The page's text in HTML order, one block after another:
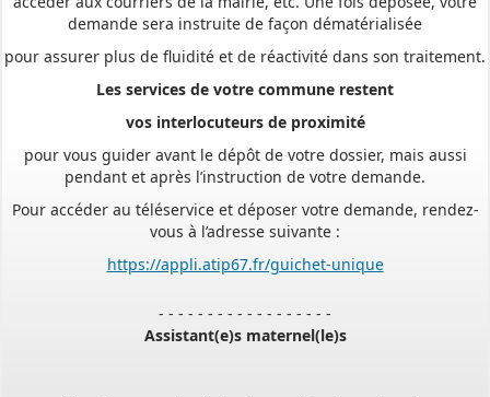
demande sera instruite de façon dématérialisée
pour assurer plus de fluidité et de réactivité dans son traitement.
Les services de votre commune restent
pour vous guider avant le dépôt de votre dossier, mais aussi
pendant et après l’instruction de votre demande.
Pour accéder au téléservice et déposer votre demande, rendez-
vous à l’adresse suivante :
Assistant(e)s maternel(le)s